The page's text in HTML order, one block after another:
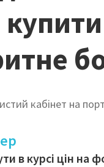
купити
кабінет на
в курсі цін